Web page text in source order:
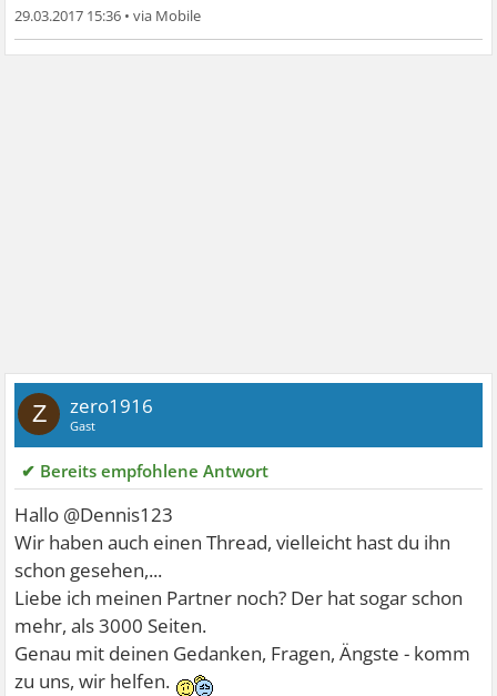
29.03.2017 15:36 •
Z zero1916
Gast
✔ Bereits empfohlene Antwort
Hallo @Dennis123
Wir haben auch einen Thread, vielleicht hast du ihn
schon gesehen,...
Liebe ich meinen Partner noch? Der hat sogar schon
mehr, als 3000 Seiten.
Genau mit deinen Gedanken, Fragen, Ängste - komm
zu uns, wir helfen.